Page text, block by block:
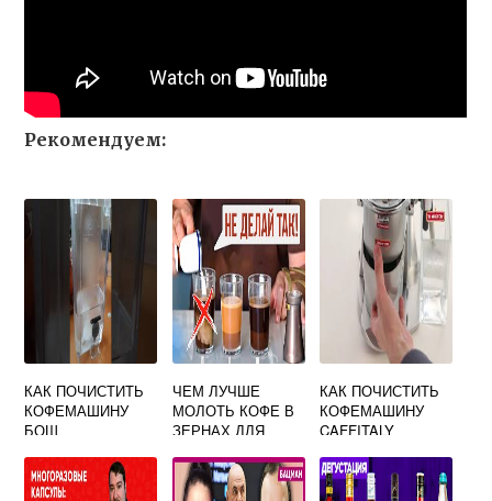
Рекомендуем:
КАК ПОЧИСТИТЬ
КОФЕМАШИНУ
БОШ
ВИДЕО
ИНСТРУКЦИЯ
ЧЕМ ЛУЧШЕ
МОЛОТЬ КОФЕ В
ЗЕРНАХ ДЛЯ
КАК ПОЧИСТИТЬ
КОФЕМАШИНУ
CAFFITALY
PROFESSIONAL